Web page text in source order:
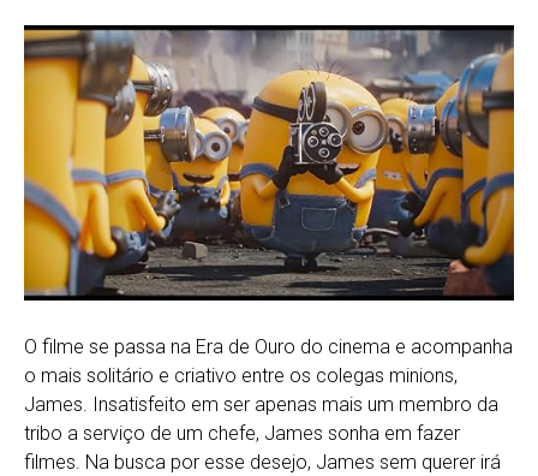
O filme se passa na Era de Ouro do cinema e acompanha
o mais solitário e criativo entre os colegas minions,
James. Insatisfeito em ser apenas mais um membro da
tribo a serviço de um chefe, James sonha em fazer
filmes. Na busca por esse desejo, James sem querer irá